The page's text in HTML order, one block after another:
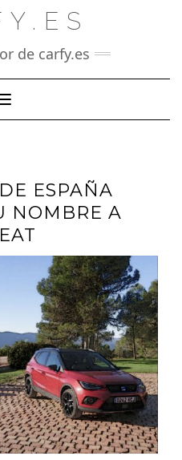
de carfy.es
Cambiar modo de navegación
ESPAÑA
NOMBRE A